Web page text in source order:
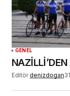
GENEL
Editör denizdogan